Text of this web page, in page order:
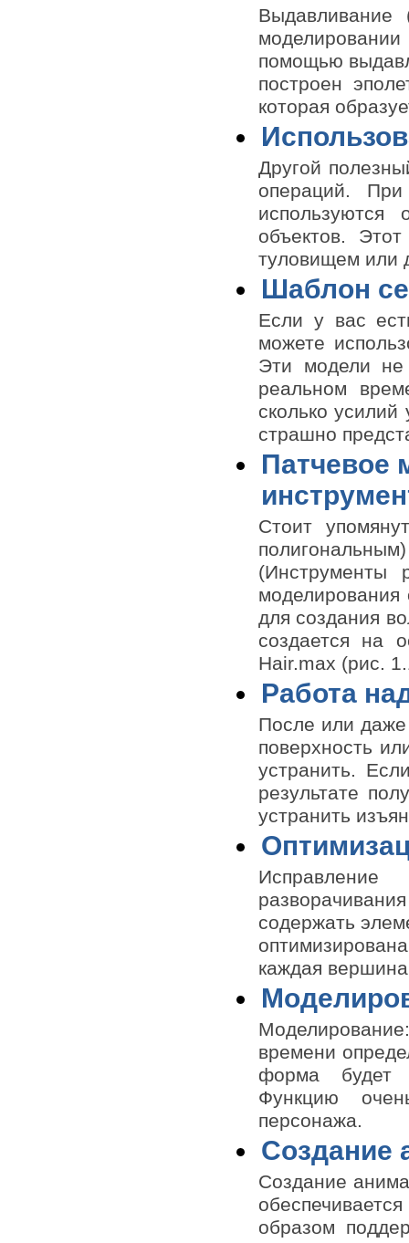
помощью
построен
которая
Другой
операций.
используются
объектов.
туловищем или
Шаблон
Если у вас
можете
Эти модели не
реальном
сколько
страшно
Патчевое
Стоит
(Инструменты
для создания
создается на
Hair.max (рис.
Работа
После или даже
поверхность
устранить.
результате
устранить
содержать
каждая
времени
форма будет
Функцию
персонажа.
Создание
Создание
образом